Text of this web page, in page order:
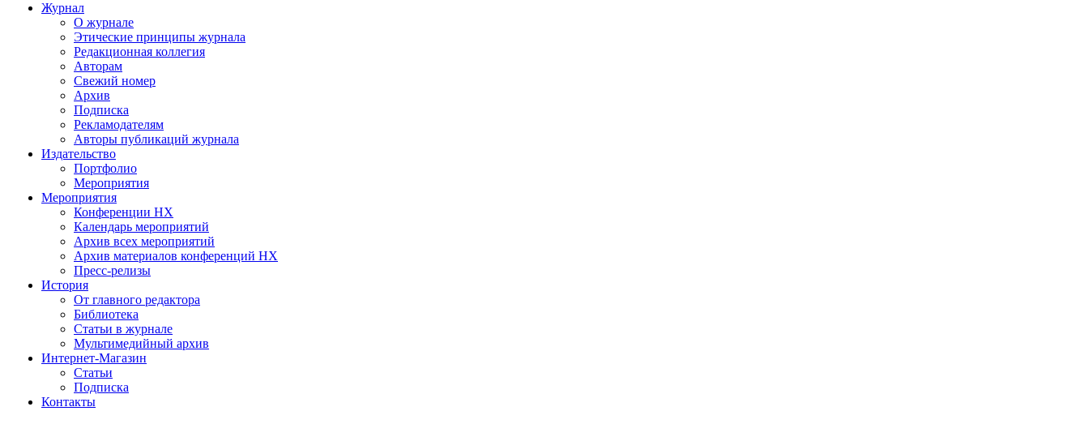
Журнал
О журнале
Этические принципы журнала
Редакционная коллегия
Авторам
Свежий номер
Архив
Подписка
Рекламодателям
Авторы публикаций журнала
Издательство
Портфолио
Мероприятия
Мероприятия
Конференции НХ
Календарь мероприятий
Архив всех мероприятий
Архив материалов конференций НХ
Пресс-релизы
История
От главного редактора
Библиотека
Статьи в журнале
Мультимедийный архив
Интернет-Магазин
Статьи
Подписка
Контакты